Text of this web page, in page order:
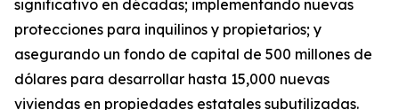
significativo en décadas; implementando nuevas
protecciones para inquilinos y propietarios; y
asegurando un fondo de capital de 500 millones de
dólares para desarrollar hasta 15,000 nuevas
viviendas en propiedades estatales subutilizadas.